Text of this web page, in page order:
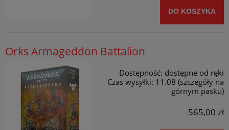
DO KOSZYKA
Orks Armageddon Battalion
Dostępność: dostępne od ręki
Czas wysyłki: 11.08 (szczegóły na
górnym pasku)
565,00 zł